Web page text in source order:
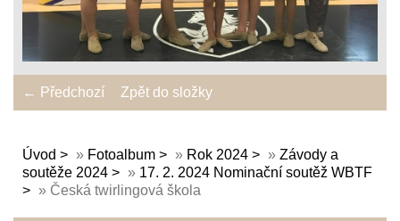
← Předchozí Zpět do složky
Úvod » Fotoalbum » Rok 2024 » Závody a
soutěže 2024
» 17. 2. 2024 Nominační soutěž WBTF
» Česká twirlingová škola